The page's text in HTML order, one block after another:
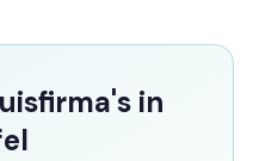
in